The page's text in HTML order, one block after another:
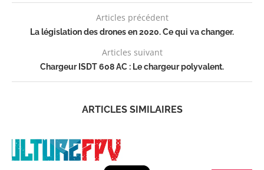
Articles précédent
La législation des drones en 2020. Ce qui va changer.
Articles suivant
Chargeur ISDT 608 AC : Le chargeur polyvalent.
ARTICLES SIMILAIRES